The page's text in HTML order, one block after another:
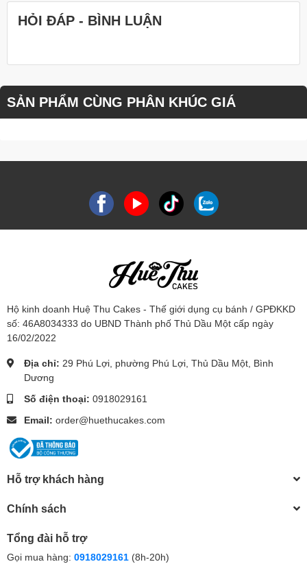
HỎI ĐÁP - BÌNH LUẬN
SẢN PHẨM CÙNG PHÂN KHÚC GIÁ
Hộ kinh doanh Huệ Thu Cakes - Thế giới dụng cụ bánh / GPĐKKD
số: 46A8034333 do UBND Thành phố Thủ Dầu Một cấp ngày
16/02/2022
Địa chỉ: 29 Phú Lợi, phường Phú Lợi, Thủ Dầu Một, Bình
Dương
Số điện thoại: 0918029161
Email: order@huethucakes.com
Hỗ trợ khách hàng
Chính sách
Tổng đài hỗ trợ
Gọi mua hàng: 0918029161 (8h-20h)